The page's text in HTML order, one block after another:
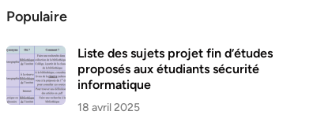
Populaire
Liste des sujets projet fin d’études
proposés aux étudiants sécurité
informatique
18 avril 2025